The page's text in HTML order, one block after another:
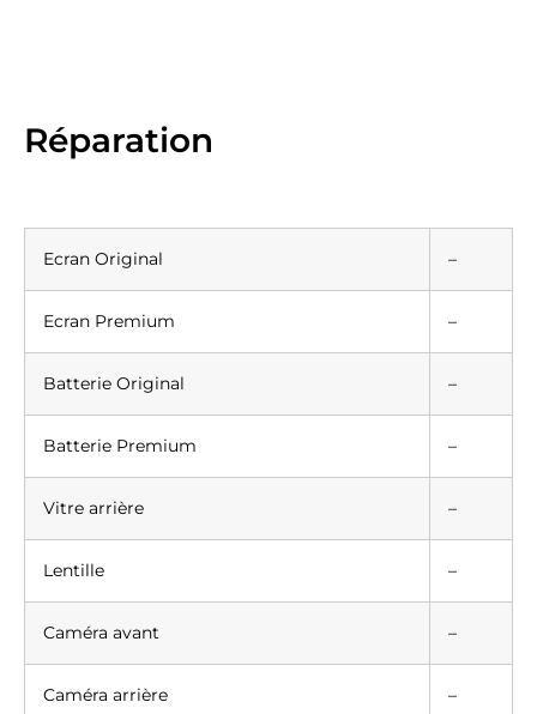
Réparation
Ecran Original –
Ecran Premium –
Batterie Original –
Batterie Premium –
Vitre arrière –
Lentille –
Caméra avant –
Caméra arrière –